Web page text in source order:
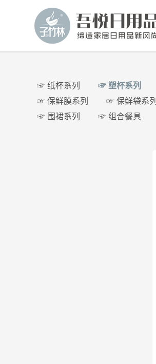
☞ 纸杯系列 ☞ 塑杯系列
☞ 保鲜膜系列
☞ 保鲜袋系列
☞ 围裙系列
☞ 组合餐具